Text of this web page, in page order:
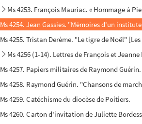
Ms 4253. François Mauriac. « Hommage à
Ms 4254. Jean Gassies. "Mémoires d'un
Ms 4255. Tristan Derème. "Le tigre de Noël"
Ms 4256 (1-14). Lettres de François et
Ms 4257. Papiers militaires de Raymond Guérin.
Ms 4258. Raymond Guérin. "Chansons de
Ms 4259. Catéchisme du diocèse de Poitiers.
Ms 4260. Carton d'invitation de Juliette